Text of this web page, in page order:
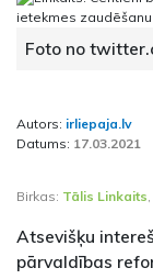
Foto no
Autors: irliepaja.lv
Datums: 17.03.2021
Birkas: Tālis Linkaits
Atsevišķu
pārvaldības